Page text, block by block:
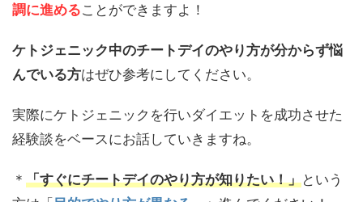
調に進めることができますよ！
ケトジェニック中のチートデイのやり方が分からず悩
んでいる方はぜひ参考にしてください。
実際にケトジェニックを行いダイエットを成功させた
経験談をベースにお話していきますね。
＊ 「すぐにチートデイのやり方が知りたい！」という